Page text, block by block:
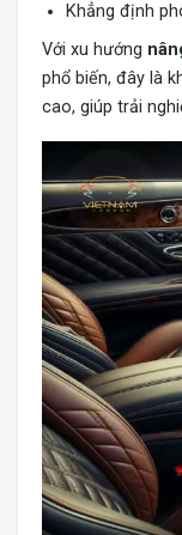
Khẳng định
Với xu hướng
phổ biến, đây là
cao, giúp trải